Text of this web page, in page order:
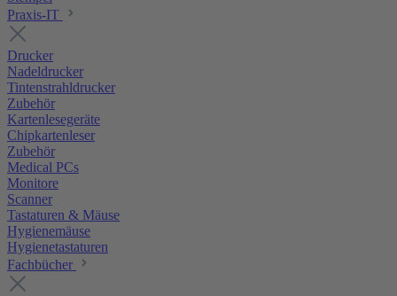
Praxis-IT
Drucker
Nadeldrucker
Tintenstrahldrucker
Zubehör
Kartenlesegeräte
Chipkartenleser
Zubehör
Medical PCs
Monitore
Scanner
Tastaturen & Mäuse
Hygienemäuse
Hygienetastaturen
Fachbücher